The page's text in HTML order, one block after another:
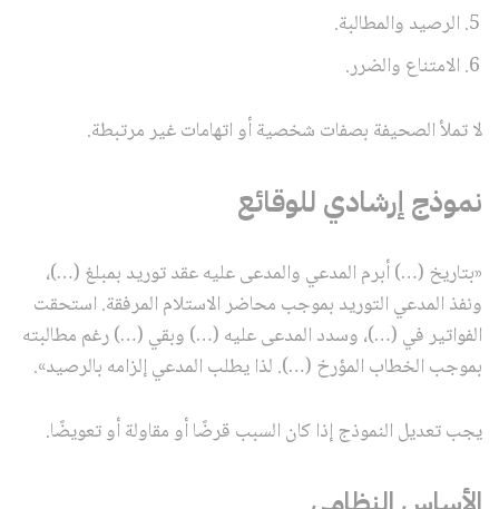
الرصيد والمطالبة.
الامتناع والضرر.
لا تملأ الصحيفة بصفات شخصية أو اتهامات غير مرتبطة.
نموذج إرشادي للوقائع
«بتاريخ (…) أبرم المدعي والمدعى عليه عقد توريد بمبلغ (…)،
ونفذ المدعي التوريد بموجب محاضر الاستلام المرفقة. استحقت
الفواتير في (…)، وسدد المدعى عليه (…) وبقي (…) رغم مطالبته
بموجب الخطاب المؤرخ (…). لذا يطلب المدعي إلزامه بالرصيد».
يجب تعديل النموذج إذا كان السبب قرضًا أو مقاولة أو تعويضًا.